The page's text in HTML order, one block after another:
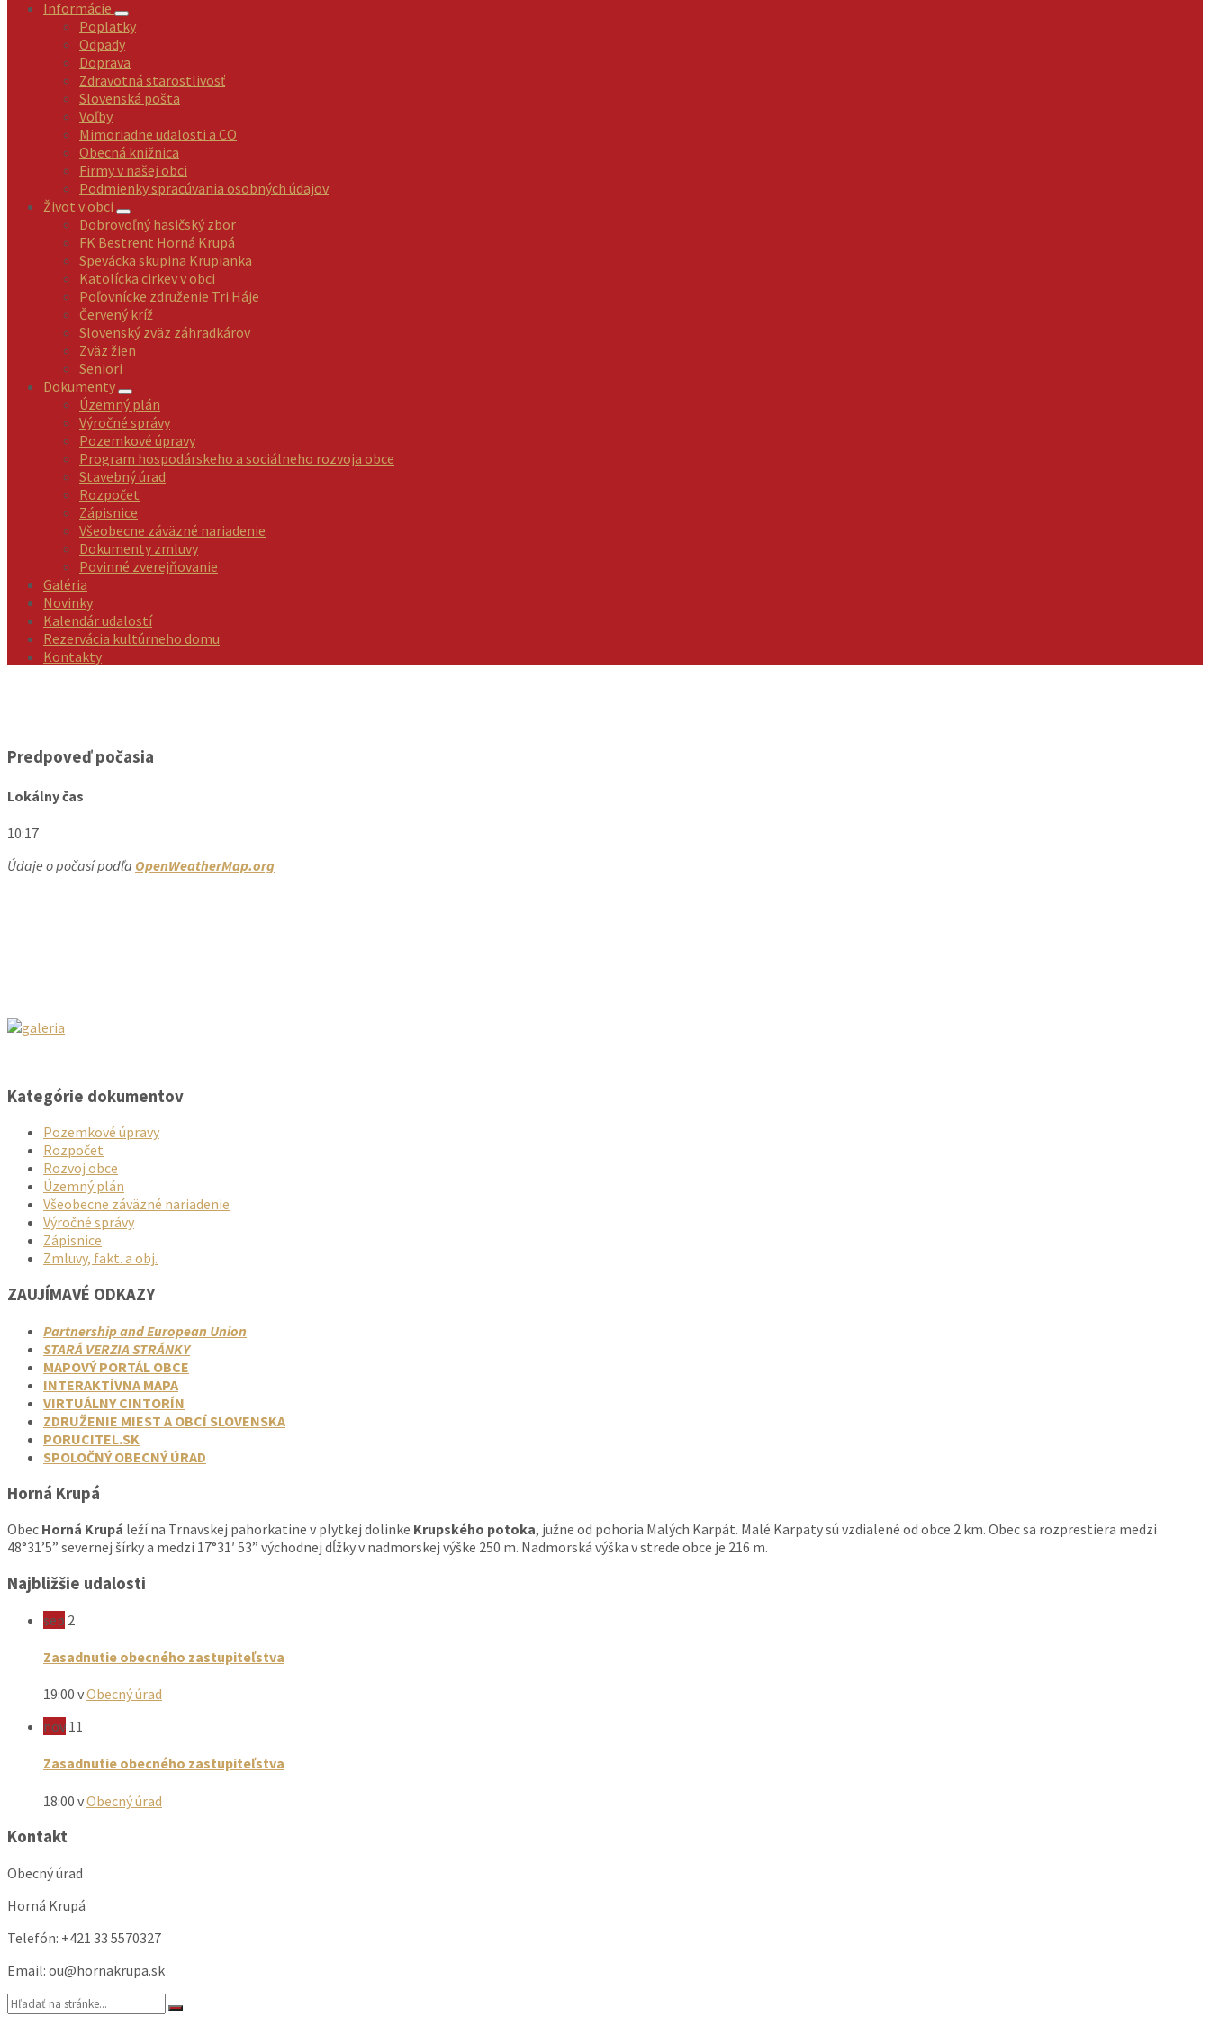
Informácie
Poplatky
Odpady
Doprava
Zdravotná starostlivosť
Slovenská pošta
Voľby
Mimoriadne udalosti a CO
Obecná knižnica
Firmy v našej obci
Podmienky spracúvania osobných údajov
Život v obci
Dobrovoľný hasičský zbor
FK Bestrent Horná Krupá
Spevácka skupina Krupianka
Katolícka cirkev v obci
Poľovnícke združenie Tri Háje
Červený kríž
Slovenský zväz záhradkárov
Zväz žien
Seniori
Dokumenty
Územný plán
Výročné správy
Pozemkové úpravy
Program hospodárskeho a sociálneho rozvoja obce
Stavebný úrad
Rozpočet
Zápisnice
Všeobecne záväzné nariadenie
Dokumenty zmluvy
Povinné zverejňovanie
Galéria
Novinky
Kalendár udalostí
Rezervácia kultúrneho domu
Kontakty
Predpoveď počasia
Lokálny čas
10:17
Údaje o počasí podľa OpenWeatherMap.org
Kategórie dokumentov
Pozemkové úpravy
Rozpočet
Rozvoj obce
Územný plán
Všeobecne záväzné nariadenie
Výročné správy
Zápisnice
Zmluvy, fakt. a obj.
ZAUJÍMAVÉ ODKAZY
Partnership and European Union
STARÁ VERZIA STRÁNKY
MAPOVÝ PORTÁL OBCE
INTERAKTÍVNA MAPA
VIRTUÁLNY CINTORÍN
ZDRUŽENIE MIEST A OBCÍ SLOVENSKA
PORUCITEL.SK
SPOLOČNÝ OBECNÝ ÚRAD
Horná Krupá
Obec Horná Krupá leží na Trnavskej pahorkatine v plytkej dolinke Krupského potoka, južne od pohoria Malých Karpát. Malé Karpaty sú vzdialené od obce 2 km. Obec sa rozprestiera medzi
48°31’5” severnej šírky a medzi 17°31′ 53” východnej dĺžky v nadmorskej výške 250 m. Nadmorská výška v strede obce je 216 m.
Najbližšie udalosti
sep 2
Zasadnutie obecného zastupiteľstva
19:00 vObecný úrad
nov 11
Zasadnutie obecného zastupiteľstva
18:00 vObecný úrad
Kontakt
Obecný úrad
Horná Krupá
Telefón: +421 33 5570327
Email: ou@hornakrupa.sk
Vyhľadávanie: